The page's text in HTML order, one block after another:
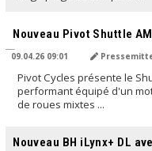
Nouveau Pivot Shuttle
09.04.26 09:01
Pivot Cycles présente le
performant équipé d'un
de roues mixtes ...
Nouveau BH iLynx+ DL